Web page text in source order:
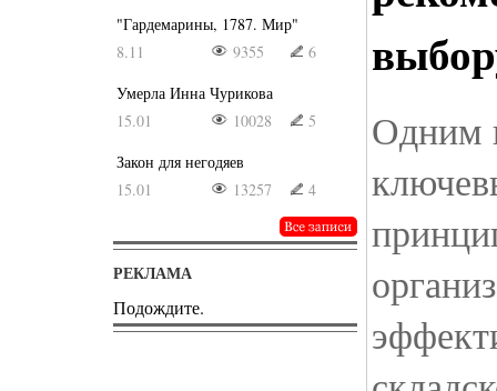
"Гардемарины, 1787. Мир"
8.11
9355
6
Умерла Инна Чурикова
15.01
10028
5
Закон для негодяев
15.01
13257 4
РЕКЛАМА
Подождите.
Одним